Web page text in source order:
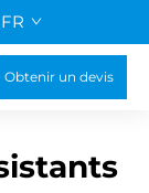
FR
Obtenir un devis